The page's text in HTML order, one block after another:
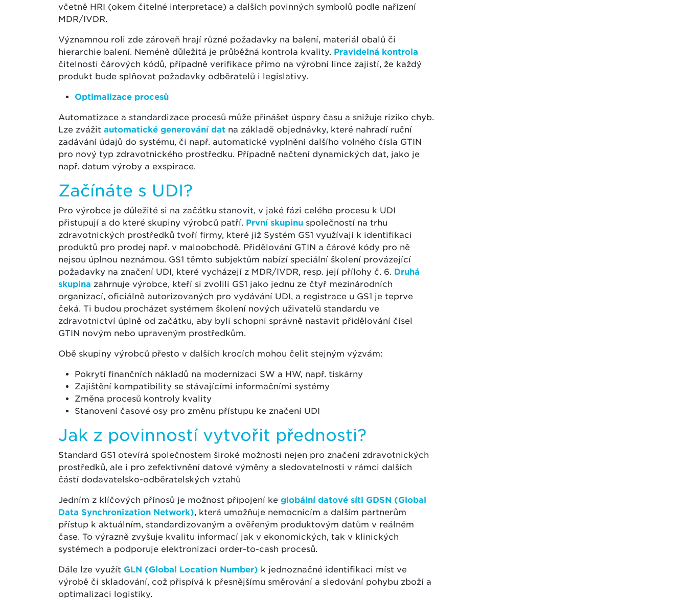
včetně HRI (okem čitelné interpretace) a dalších povinných symbolů podle nařízení
MDR/IVDR.
Významnou roli zde zároveň hrají různé požadavky na balení, materiál obalů či
hierarchie balení. Neméně důležitá je průběžná kontrola kvality. Pravidelná kontrola
čitelnosti čárových kódů, případně verifikace přímo na výrobní lince zajistí, že každý
produkt bude splňovat požadavky odběratelů i legislativy.
Optimalizace procesů
Automatizace a standardizace procesů může přinášet úspory času a snižuje riziko chyb.
Lze zvážit automatické generování dat na základě objednávky, které nahradí ruční
zadávání údajů do systému, či např. automatické vyplnění dalšího volného čísla GTIN
pro nový typ zdravotnického prostředku. Případně načtení dynamických dat, jako je
např. datum výroby a exspirace.
Začínáte s UDI?
Pro výrobce je důležité si na začátku stanovit, v jaké fázi celého procesu k UDI
přistupují a do které skupiny výrobců patří. První skupinu společností na trhu
zdravotnických prostředků tvoří firmy, které již Systém GS1 využívají k identifikaci
produktů pro prodej např. v maloobchodě. Přidělování GTIN a čárové kódy pro ně
nejsou úplnou neznámou. GS1 těmto subjektům nabízí speciální školení provázející
požadavky na značení UDI, které vycházejí z MDR/IVDR, resp. její přílohy č. 6. Druhá
skupina zahrnuje výrobce, kteří si zvolili GS1 jako jednu ze čtyř mezinárodních
organizací, oficiálně autorizovaných pro vydávání UDI, a registrace u GS1 je teprve
čeká. Ti budou procházet systémem školení nových uživatelů standardu ve
zdravotnictví úplně od začátku, aby byli schopni správně nastavit přidělování čísel
GTIN novým nebo upraveným prostředkům.
Obě skupiny výrobců přesto v dalších krocích mohou čelit stejným výzvám:
Pokrytí finančních nákladů na modernizaci SW a HW, např. tiskárny
Zajištění kompatibility se stávajícími informačními systémy
Změna procesů kontroly kvality
Stanovení časové osy pro změnu přístupu ke značení UDI
Jak z povinností vytvořit přednosti?
Standard GS1 otevírá společnostem široké možnosti nejen pro značení zdravotnických
prostředků, ale i pro zefektivnění datové výměny a sledovatelnosti v rámci dalších
částí dodavatelsko-odběratelských vztahů
Jedním z klíčových přínosů je možnost připojení ke globální datové síti GDSN (Global
Data Synchronization Network), která umožňuje nemocnicím a dalším partnerům
přístup k aktuálním, standardizovaným a ověřeným produktovým datům v reálném
čase. To výrazně zvyšuje kvalitu informací jak v ekonomických, tak v klinických
systémech a podporuje elektronizaci order-to-cash procesů.
Dále lze využít GLN (Global Location Number) k jednoznačné identifikaci míst ve
výrobě či skladování, což přispívá k přesnějšímu směrování a sledování pohybu zboží a
optimalizaci logistiky.